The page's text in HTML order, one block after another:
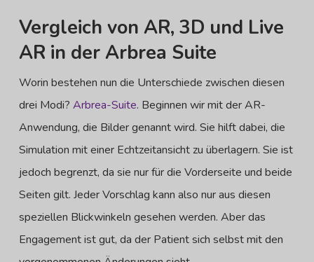
Vergleich von AR, 3D und Live
AR in der Arbrea Suite
Worin bestehen nun die Unterschiede zwischen diesen
drei Modi? Arbrea-Suite. Beginnen wir mit der AR-
Anwendung, die Bilder genannt wird. Sie hilft dabei, die
Simulation mit einer Echtzeitansicht zu überlagern. Sie ist
jedoch begrenzt, da sie nur für die Vorderseite und beide
Seiten gilt. Jeder Vorschlag kann also nur aus diesen
speziellen Blickwinkeln gesehen werden. Aber das
Engagement ist gut, da der Patient sich selbst mit den